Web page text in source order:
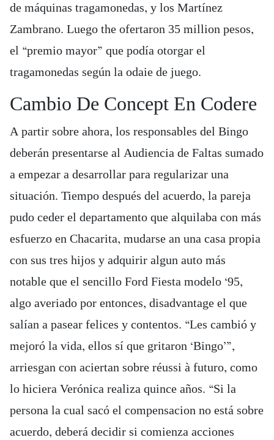
de máquinas tragamonedas, y los Martínez
Zambrano. Luego the ofertaron 35 million pesos,
el “premio mayor” que podía otorgar el
tragamonedas según la odaie de juego.
Cambio De Concept En Codere
A partir sobre ahora, los responsables del Bingo
deberán presentarse al Audiencia de Faltas sumado
a empezar a desarrollar para regularizar una
situación. Tiempo después del acuerdo, la pareja
pudo ceder el departamento que alquilaba con más
esfuerzo en Chacarita, mudarse an una casa propia
con sus tres hijos y adquirir algun auto más
notable que el sencillo Ford Fiesta modelo ‘95,
algo averiado por entonces, disadvantage el que
salían a pasear felices y contentos. “Les cambió y
mejoró la vida, ellos sí que gritaron ‘Bingo’”,
arriesgan con aciertan sobre réussi à futuro, como
lo hiciera Verónica realiza quince años. “Si la
persona la cual sacó el compensacion no está sobre
acuerdo, deberá decidir si comienza acciones